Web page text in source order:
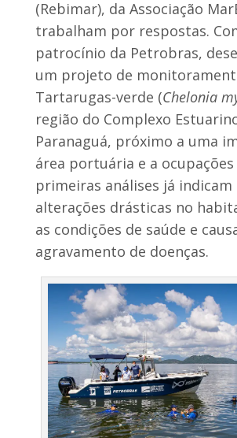
(Rebimar), da Associação
trabalham por respostas.
patrocínio da Petrobras,
um projeto de
Tartarugas-verde (Chelonia
região do Complexo
Paranaguá, próximo a uma
área portuária e a ocupações
primeiras análises já indicam
alterações drásticas no
as condições de saúde e
agravamento de doenças.